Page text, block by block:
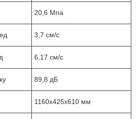
20,6 Мпа
3,7 см/с
6,17 см/с
89,8 дБ
1160x425x610 мм